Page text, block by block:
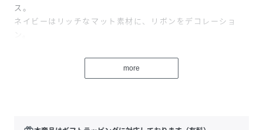
ス。
ネイビーはリッチなマット素材に、リボンをデコレーショ
な『リボンパレード』
可愛らしさはもちろん、小学生のお子様から大人まで使える
more